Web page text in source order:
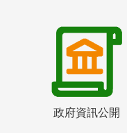
政府資訊公開